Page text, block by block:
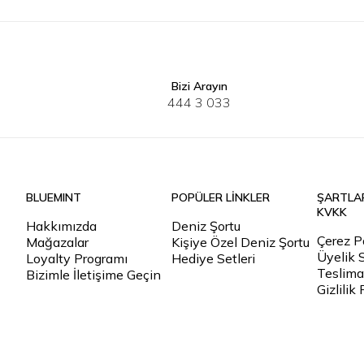
2XL 3XL
Bizi Arayın
444 3 033
BLUEMINT
Hakkımızda
Mağazalar
Loyalty Programı
Bizimle İletişime Geçin
POPÜLER LİNKLER
Deniz Şortu
Kişiye Özel Deniz Şortu
Hediye Setleri
KVKK
Çerez
Üyelik
Gizlilik